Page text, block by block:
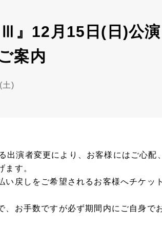
』12月15日(日)公
案内
土)
出演者変更により、お客様にはご心配
ます。
い戻しをご希望されるお客様へチケッ
お手数ですが必ず期間内にご自身で